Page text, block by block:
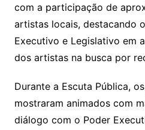
com a participação de
artistas locais, destacando
Executivo e Legislativo em
dos artistas na busca por
Durante a Escuta Pública,
mostraram animados com
diálogo com o Poder